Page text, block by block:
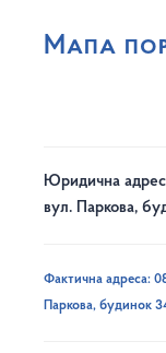
Мапа
Юридична
вул. Паркова,
Фактична адреса:
Паркова, будинок